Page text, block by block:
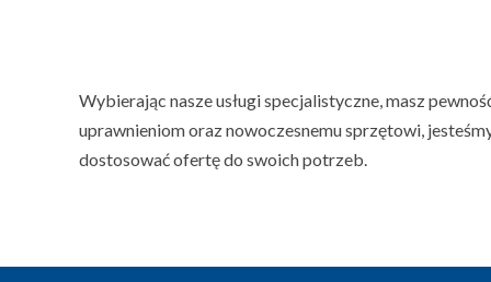
Wybierając nasze usługi specjalistyczne, masz
uprawnieniom oraz nowoczesnemu sprzętowi,
dostosować ofertę do swoich potrzeb.